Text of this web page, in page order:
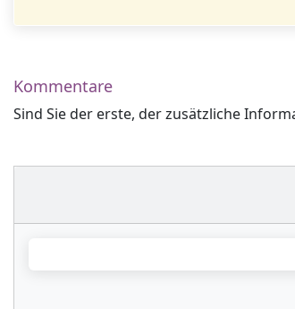
Kommentare
Sind Sie der erste, der zusätzliche